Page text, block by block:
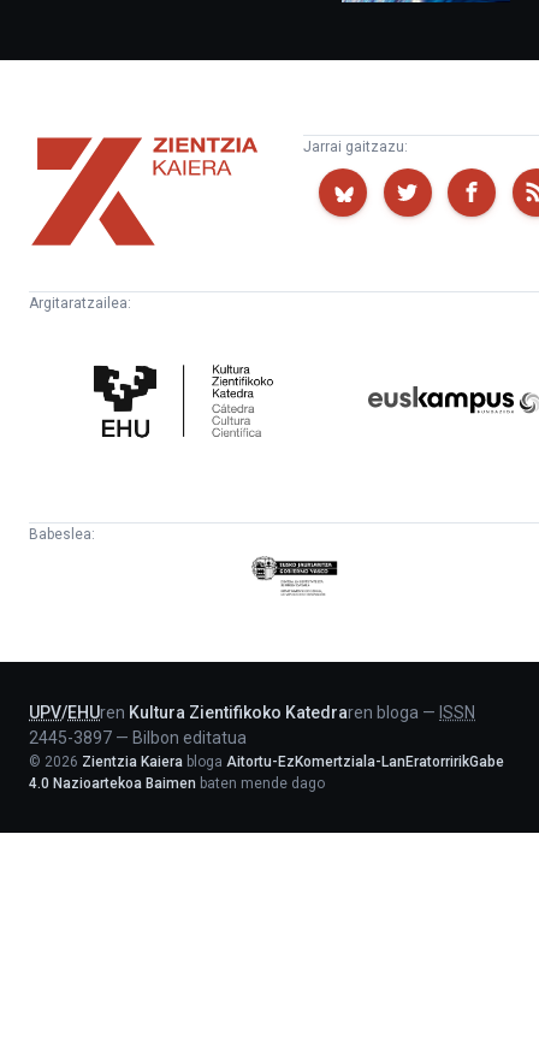
Zientzia
Kaiera
Jarrai gaitzazu:
Argitaratzailea:
Zientifikoko
Katedra
Babeslea:
Eusko
Jaurlaritza
UPV/EHUren Kultura Zientifikoko Katedraren bloga — ISSN
2445-3897 — Bilbon editatua
© 2026 Zientzia Kaiera bloga Aitortu-EzKomertziala-LanEratorririkGabe
4.0 Nazioartekoa Baimen baten mende dago